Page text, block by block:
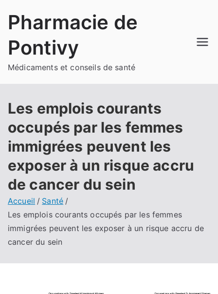
Pharmacie de
Pontivy
Médicaments et conseils de santé
Les emplois courants
occupés par les femmes
immigrées peuvent les
exposer à un risque accru
de cancer du sein
Accueil
Santé
Les emplois courants occupés par les femmes
immigrées peuvent les exposer à un risque accru de
cancer du sein